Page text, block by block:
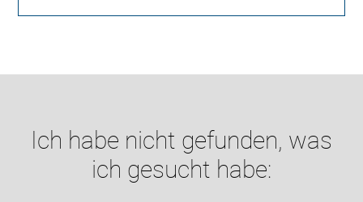
Ich habe nicht gefunden, was
ich gesucht habe: